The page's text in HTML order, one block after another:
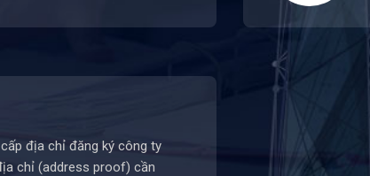
địa chỉ đăng ký công ty
chỉ (address proof) cần